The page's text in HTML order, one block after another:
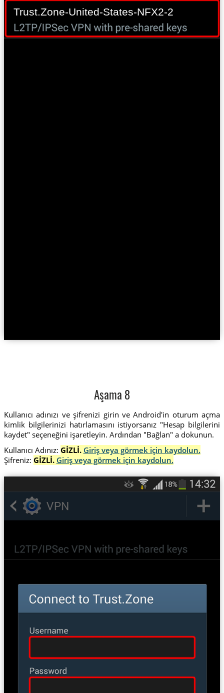
Trust.Zone-United-States-NFX2-2
Aşama 8
Kullanıcı adınızı ve şifrenizi girin ve Android'in oturum açma
kimlik bilgilerinizi hatırlamasını istiyorsanız "Hesap bilgilerini
kaydet" seçeneğini işaretleyin. Ardından "Bağlan" a dokunun.
Kullanıcı Adınız: GİZLİ. Giriş veya görmek için kaydolun.
Şifreniz: GİZLİ. Giriş veya görmek için kaydolun.